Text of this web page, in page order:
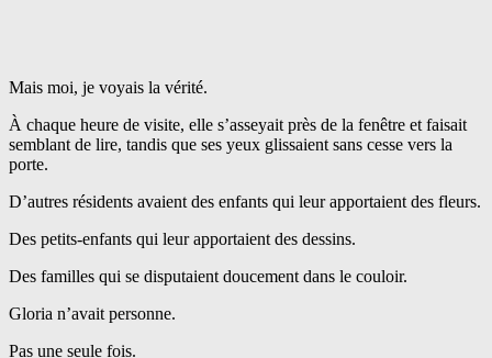
Mais moi, je voyais la vérité.
À chaque heure de visite, elle s’asseyait près de la fenêtre et faisait
semblant de lire, tandis que ses yeux glissaient sans cesse vers la
porte.
D’autres résidents avaient des enfants qui leur apportaient des fleurs.
Des petits-enfants qui leur apportaient des dessins.
Des familles qui se disputaient doucement dans le couloir.
Gloria n’avait personne.
Pas une seule fois.